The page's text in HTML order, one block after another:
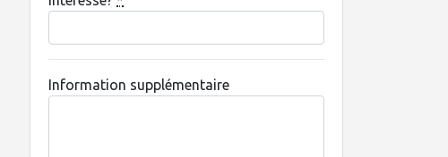
Information supplémentaire